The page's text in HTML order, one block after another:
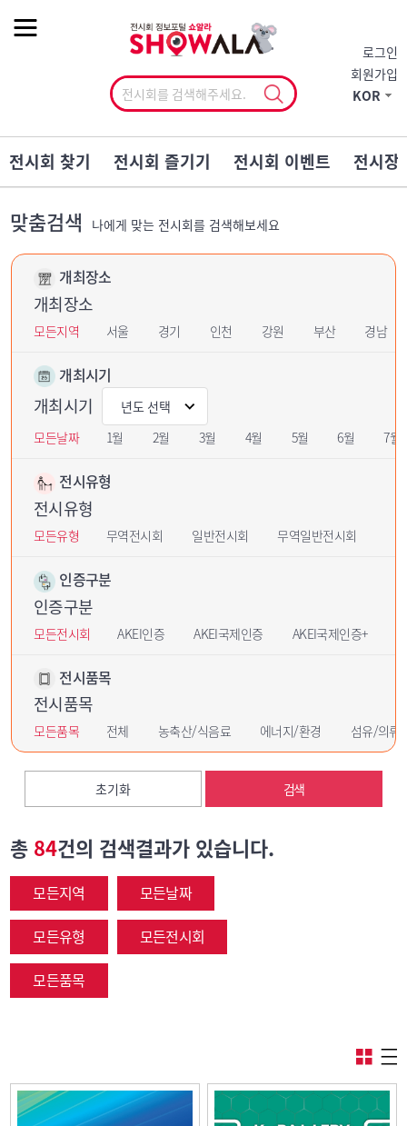
로그인
회원가입
KOR
전시회 찾기 전시회 즐기기 전시회 이벤트 전시장
맞춤검색 나에게 맞는 전시회를 검색해보세요
개최장소
개최장소
모든지역 서울 경기 인천 강원 부산 경남
개최시기
개최시기
모든날짜 1월 2월 3월 4월 5월 6월 7월
전시유형
전시유형
모든유형 무역전시회 일반전시회 무역일반전시회
인증구분
인증구분
모든전시회 AKEI인증 AKEI국제인증 AKEI국제인증+
전시품목
전시품목
모든품목 전체 농축산/식음료 에너지/환경 섬유/의류
초기화 검색
총 84건의 검색결과가 있습니다.
모든지역
모든날짜
모든유형
모든전시회
모든품목